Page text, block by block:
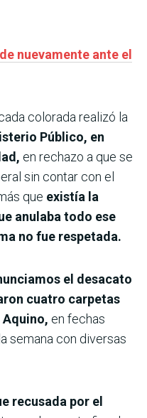
nuevamente ante el
colorada realizó la
Público, en
en rechazo a que se
sin contar con el
que existía la
anulaba todo ese
no fue respetada.
el desacato
cuatro carpetas
en fechas
semana con diversas
recusada por el